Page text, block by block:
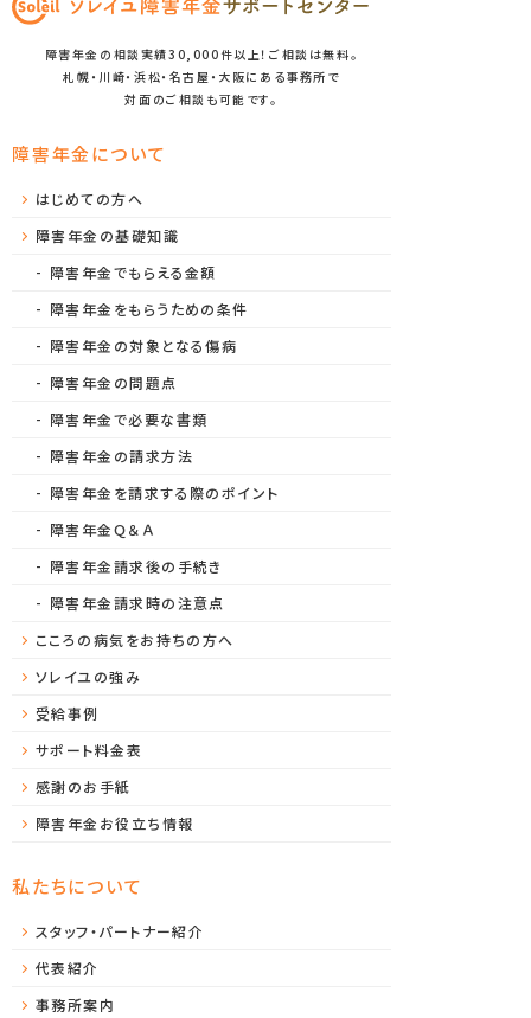
障害年金の相談実績30,000件以上！ご相談は無料。
札幌・川崎・浜松・名古屋・大阪にある事務所で
対面のご相談も可能です。
障害年金について
はじめての方へ
障害年金の基礎知識
障害年金でもらえる金額
障害年金をもらうための条件
障害年金の対象となる傷病
障害年金の問題点
障害年金で必要な書類
障害年金の請求方法
障害年金を請求する際のポイント
障害年金Ｑ＆Ａ
障害年金請求後の手続き
障害年金請求時の注意点
こころの病気をお持ちの方へ
ソレイユの強み
受給事例
サポート料金表
感謝のお手紙
障害年金お役立ち情報
私たちについて
スタッフ・パートナー紹介
代表紹介
事務所案内